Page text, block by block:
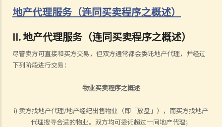
地产代理服务（连同买卖程序之概述）
II. 地产代理服务（连同买卖程序之概述）
尽管卖方可直接和买方交易，但双方通常都会委讬地产代理，并经过
下列阶段进行交易：
物业买卖程序之概述
i) 卖方找地产代理/地产经纪出售物业（即「放盘」），而买方找地产
代理搜寻合适的物业。双方均可委讬超过一间地产代理；